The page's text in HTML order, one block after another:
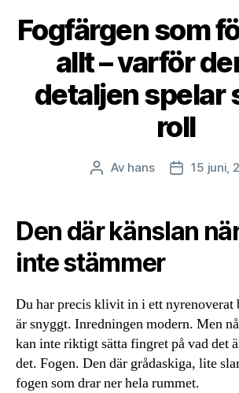
Fogfärgen som
allt – varför
detaljen spelar
roll
Inläggsförfattare
Av hans 15 juni,
Den där känslan
inte stämmer
Du har precis klivit in i ett nyrenoverat
är snyggt. Inredningen modern. Men
kan inte riktigt sätta fingret på vad det
det. Fogen. Den där grådaskiga, lite
fogen som drar ner hela rummet.